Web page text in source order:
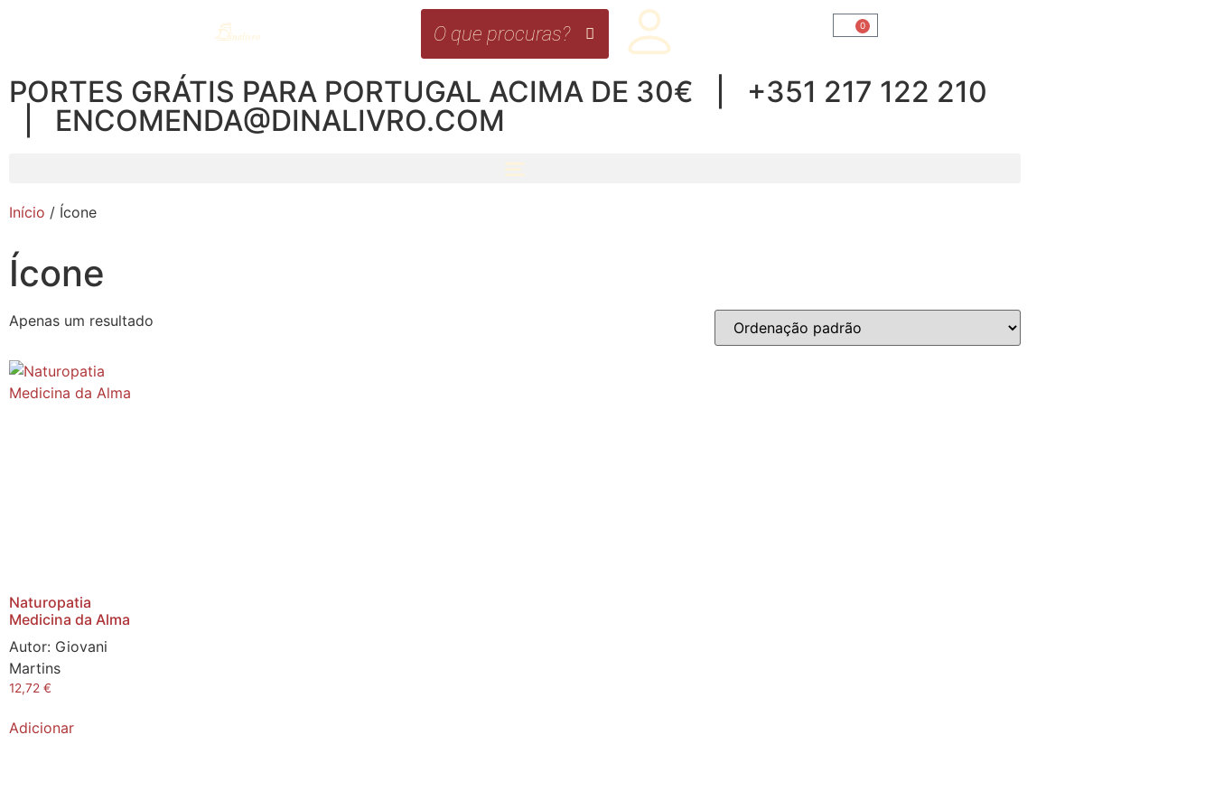
0
PORTES GRÁTIS PARA PORTUGAL ACIMA DE 30€ | +351 217 122 210
| ENCOMENDA@DINALIVRO.COM
Início / Ícone
Ícone
Apenas um resultado
Naturopatia
Medicina da Alma
Autor: Giovani
Martins
12,72 €
Adicionar